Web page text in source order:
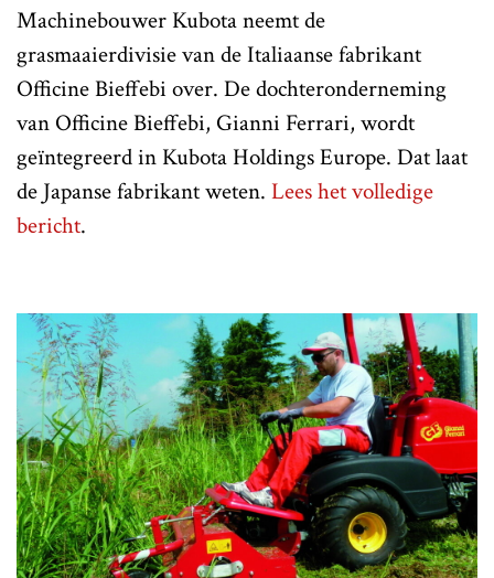
Machinebouwer Kubota neemt de
grasmaaierdivisie van de Italiaanse fabrikant
Officine Bieffebi over. De dochteronderneming
van Officine Bieffebi, Gianni Ferrari, wordt
geïntegreerd in Kubota Holdings Europe. Dat laat
de Japanse fabrikant weten. Lees het volledige
bericht.